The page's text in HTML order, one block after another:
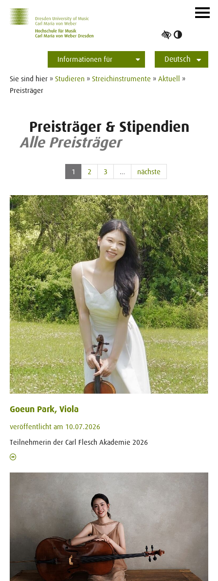
Informationen für
Studierende
Bewerber*innen
International
Presse
Alumni
Deutsch
English
ein-/
Sie sind hier » Studieren » Streichinstrumente » Aktuell
»
Preisträger
Preisträger & Stipendien
Alle Preisträger
1 2 3 … nächste
Goeun Park, Viola
veröffentlicht am 10.07.2026
Teilnehmerin der Carl Flesch Akademie 2026